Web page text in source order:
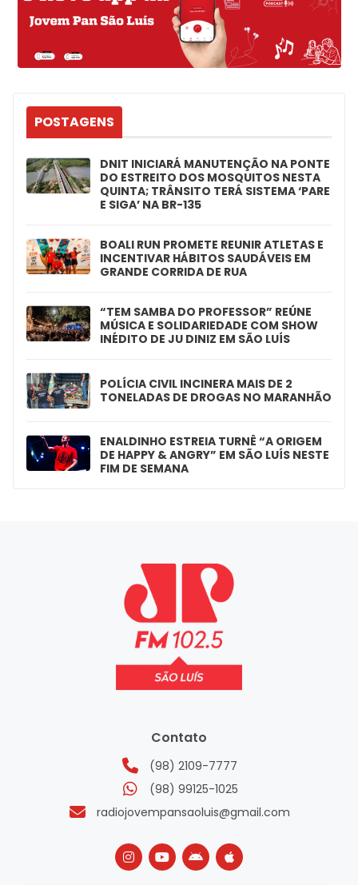
POSTAGENS
DNIT INICIARÁ MANUTENÇÃO NA PONTE
DO ESTREITO DOS MOSQUITOS NESTA
QUINTA; TRÂNSITO TERÁ SISTEMA ‘PARE
E SIGA’ NA BR-135
BOALI RUN PROMETE REUNIR ATLETAS E
INCENTIVAR HÁBITOS SAUDÁVEIS EM
GRANDE CORRIDA DE RUA
“TEM SAMBA DO PROFESSOR” REÚNE
MÚSICA E SOLIDARIEDADE COM SHOW
INÉDITO DE JU DINIZ EM SÃO LUÍS
POLÍCIA CIVIL INCINERA MAIS DE 2
TONELADAS DE DROGAS NO MARANHÃO
ENALDINHO ESTREIA TURNÊ “A ORIGEM
DE HAPPY & ANGRY” EM SÃO LUÍS NESTE
FIM DE SEMANA
Contato
(98) 2109-7777
(98) 99125-1025
radiojovempansaoluis@gmail.com